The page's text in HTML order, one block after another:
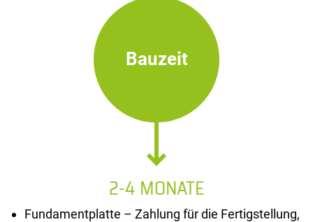
Bauzeit
2-4 MONATE
Fundamentplatte – Zahlung für die Fertigstellung,